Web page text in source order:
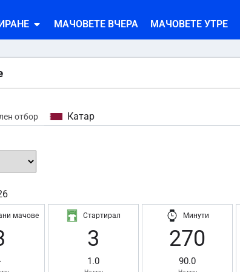
МАЧОВЕТЕ ВЧЕРА МАЧОВЕТЕ УТРЕ
отбор Катар
мачове Стартирал
3
1.0
Минути
270
90.0